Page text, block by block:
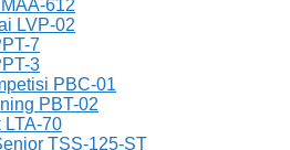
612
LVP-02
7
3
PBC-01
PBT-02
LTA-70
TSS-125-ST